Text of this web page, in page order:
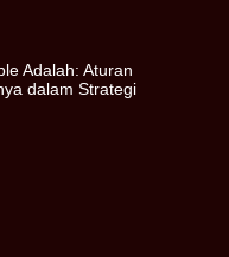
Adalah: Aturan
dalam Strategi